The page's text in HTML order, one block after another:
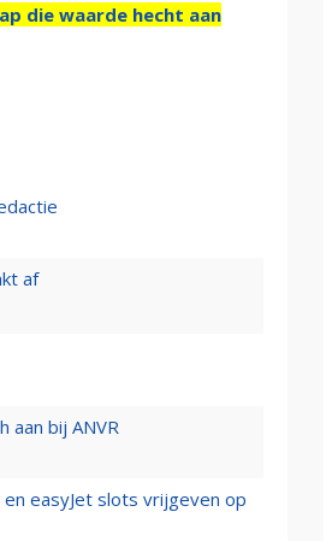
die waarde hecht aan
af
aan bij ANVR
easyJet slots vrijgeven op